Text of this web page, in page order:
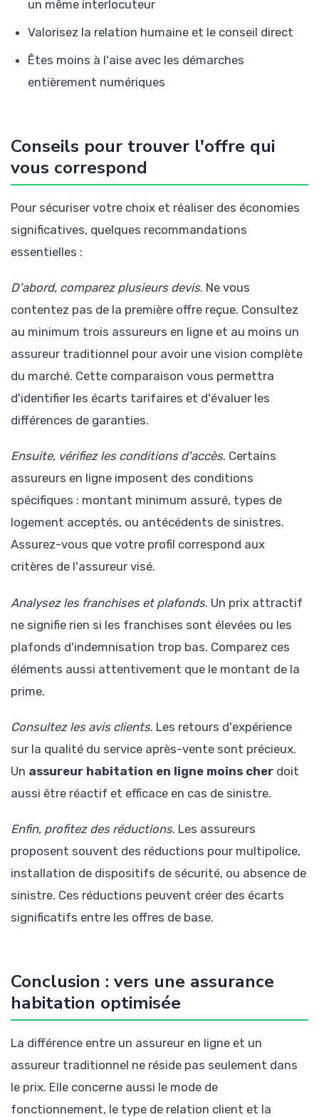
un même interlocuteur
Valorisez la relation humaine et le conseil direct
Êtes moins à l'aise avec les démarches
entièrement numériques
Conseils pour trouver l'offre qui
vous correspond
Pour sécuriser votre choix et réaliser des économies
significatives, quelques recommandations
essentielles :
D'abord, comparez plusieurs devis. Ne vous
contentez pas de la première offre reçue. Consultez
au minimum trois assureurs en ligne et au moins un
assureur traditionnel pour avoir une vision complète
du marché. Cette comparaison vous permettra
d'identifier les écarts tarifaires et d'évaluer les
différences de garanties.
Ensuite, vérifiez les conditions d'accès. Certains
assureurs en ligne imposent des conditions
spécifiques : montant minimum assuré, types de
logement acceptés, ou antécédents de sinistres.
Assurez-vous que votre profil correspond aux
critères de l'assureur visé.
Analysez les franchises et plafonds. Un prix attractif
ne signifie rien si les franchises sont élevées ou les
plafonds d'indemnisation trop bas. Comparez ces
éléments aussi attentivement que le montant de la
prime.
Consultez les avis clients. Les retours d'expérience
sur la qualité du service après-vente sont précieux.
Un assureur habitation en ligne moins cher doit
aussi être réactif et efficace en cas de sinistre.
Enfin, profitez des réductions. Les assureurs
proposent souvent des réductions pour multipolice,
installation de dispositifs de sécurité, ou absence de
sinistre. Ces réductions peuvent créer des écarts
significatifs entre les offres de base.
Conclusion : vers une assurance
habitation optimisée
La différence entre un assureur en ligne et un
assureur traditionnel ne réside pas seulement dans
le prix. Elle concerne aussi le mode de
fonctionnement, le type de relation client et la